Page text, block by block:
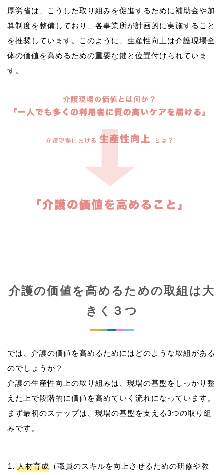
厚労省は、こうした取り組みを促進するために補助金や加
算制度を整備しており、各事業所が計画的に実施すること
を推奨しています。このように、生産性向上は介護現場全
体の価値を高めるための重要な鍵と位置付けられていま
介護の価値を高めるための取組は大
きく３つ
では、介護の価値を高めるためにはどのような取組がある
のでしょうか？
介護の生産性向上の取り組みは、現場の基盤をしっかり整
えた上で段階的に価値を高めていく流れになっています。
まず最初のステップは、現場の基盤を支える3つの取り組
人材育成 （職員のスキルを向上させるための研修や教